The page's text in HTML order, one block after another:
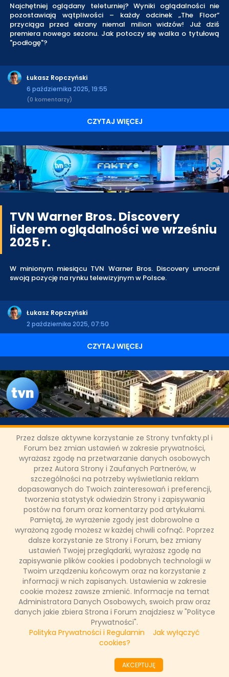
Przez dalsze aktywne korzystanie ze Strony tvnfakty.pl i
Forum bez zmian ustawień w zakresie prywatności,
wyrażasz zgodę na przetwarzanie danych osobowych
przez Autora Strony i Zaufanych Partnerów, w
szczególności na potrzeby wyświetlania reklam
dopasowanych do Twoich zainteresowań i preferencji,
tworzenia statystyk odwiedzin Strony i zapisywania
postów na forum oraz komentarzy pod artykułami.
Pamiętaj, że wyrażenie zgody jest dobrowolne a
wyrażoną zgodę możesz w każdej chwili cofnąć. Poprzez
dalsze korzystanie ze Strony i Forum, bez zmiany
ustawień Twojej przeglądarki, wyrażasz zgodę na
zapisywanie plików cookies i podobnych technologii w
Twoim urządzeniu końcowym oraz na korzystanie z
informacji w nich zapisanych. Ustawienia w zakresie
cookie możesz zawsze zmienić. Informacje na temat
Administratora Danych Osobowych, swoich praw oraz
danych jakie zbiera Strona i Forum znajdziesz w "Polityce
Prywatności".
Polityka Prywatności i Regulamin
Jak wyłączyć
cookies?
AKCEPTUJĘ
Najchętniej oglądany teleturniej? Wyniki oglądalności nie
pozostawiają wątpliwości – każdy odcinek „The Floor”
przyciąga przed ekrany niemal milion widzów! Już dziś
premiera nowego sezonu. Jak potoczy się walka o tytułową
"podłogę"?
Łukasz Ropczyński
6 października 2025, 19:55
(0 komentarzy)
CZYTAJ WIĘCEJ
TVN Warner Bros. Discovery
liderem oglądalności we wrześniu
2025 r.
W minionym miesiącu TVN Warner Bros. Discovery umocnił
swoją pozycję na rynku telewizyjnym w Polsce.
Łukasz Ropczyński
2 października 2025, 07:50
CZYTAJ WIĘCEJ
Kanały TVN liderami oglądalności
w sierpniu 2025 r.
W minionym miesiącu główny kanał TVN po raz kolejny
utrzymał pozycję lidera w zestawieniu Big5, czyli tradycyjnie
największych stacji telewizyjnych w Polsce, dzięki udziałowi na
poziomie ponad 7,2% w widowni komercyjnej. Niesamowite
wyniki zanotowała także stacja TVN7, która awansowała na
trzecie miejsce zestawienia z udziałem ponad 4,5% w grupie
widzów 20-54, notując imponujący wzrost o 8,6% rok do roku.
Łukasz Ropczyński
2 września 2025, 10:14
(0 komentarzy)
CZYTAJ WIĘCEJ